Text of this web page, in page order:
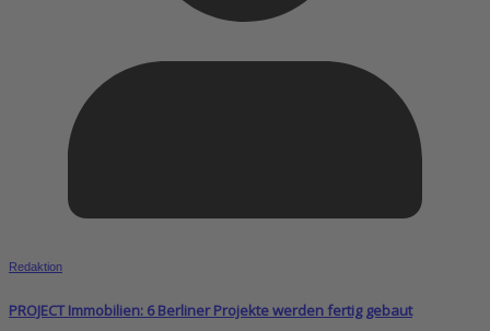
Redaktion
PROJECT Immobilien: 6 Berliner Projekte werden fertig gebaut